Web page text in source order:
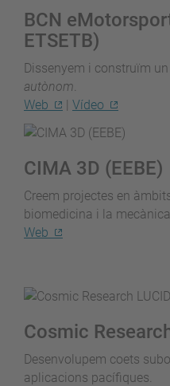
BCN
ETSETB)
Dissenyem i construïm
autònom.
Web
Vídeo
CIMA 3D (EEBE)
Creem projectes en
biomedicina i la
Web
Cosmic
Desenvolupem coets
aplicacions pacífiques.